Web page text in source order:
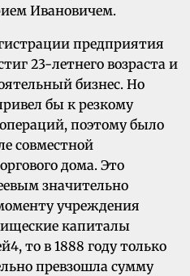
Ивановичем.
предприятия
23-летнего возраста и
бизнес. Но
бы к резкому
поэтому было
совместной
дома. Это
зна­чительно
уч­реждения
капиталы
то в 1888 году только
пре­взошла сумму